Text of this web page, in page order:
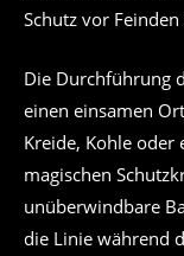
Schutz vor
Die Durchführung
einen einsamen
Kreide, Kohle oder
magischen
unüberwindbare
die Linie während